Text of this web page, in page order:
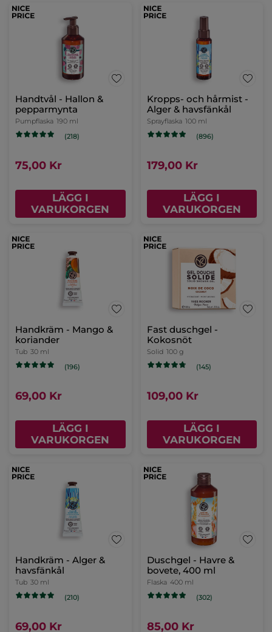
Handtvål - Hallon &
pepparmynta
Pumpflaska 190 ml
(218)
75,00 Kr
LÄGG I
VARUKORGEN
Kropps- och hårmist -
Alger & havsfänkål
Sprayflaska 100 ml
(896)
179,00 Kr
LÄGG I
VARUKORGEN
Handkräm - Mango &
koriander
Tub 30 ml
(196)
69,00 Kr
LÄGG I
VARUKORGEN
Fast duschgel -
Kokosnöt
Solid 100 g
(145)
109,00 Kr
LÄGG I
VARUKORGEN
Handkräm - Alger &
havsfänkål
Tub 30 ml
(210)
69,00 Kr
Duschgel - Havre &
bovete, 400 ml
Flaska 400 ml
(302)
85,00 Kr